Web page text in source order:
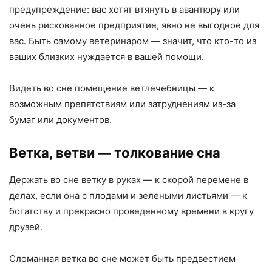
предупреждение: вас хотят втянуть в авантюру или
очень рискованное предприятие, явно не выгодное для
вас. Быть самому ветеринаром — значит, что кто-то из
ваших близких нуждается в вашей помощи.
Видеть во сне помещение ветлечебницы — к
возможным препятствиям или затруднениям из-за
бумаг или документов.
Ветка, ветви— толкование сна
Держать во сне ветку в руках — к скорой перемене в
делах, если она с плодами и зелеными листьями — к
богатству и прекрасно проведенному времени в кругу
друзей.
Сломанная ветка во сне может быть предвестием